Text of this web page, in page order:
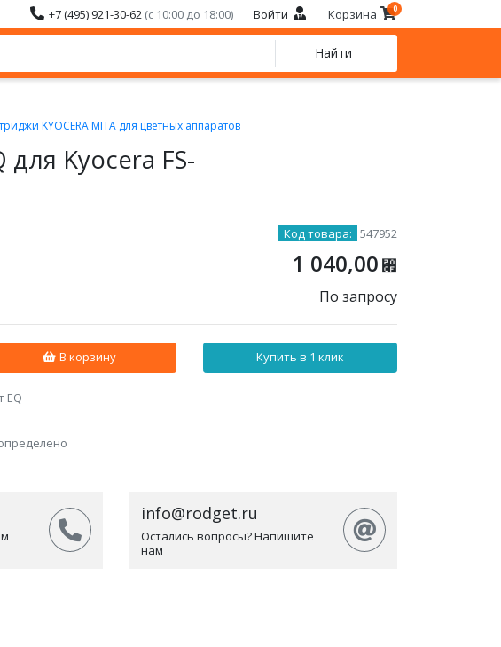
+7 (495) 921-30-62 (с 10:00 до 18:00) Войти Корзина 0
Найти
KYOCERA MITA для цветных аппаратов
Kyocera FS-
Код товара: 547952
1 040,00 ⃏
По запросу
В корзину Купить в 1 клик
EQ
info@rodget.ru
Остались вопросы? Напишите
нам